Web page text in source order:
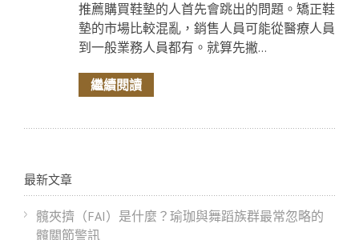
推薦購買鞋墊的人首先會跳出的問題。矯正鞋
墊的市場比較混亂，銷售人員可能從醫療人員
到一般業務人員都有。就算先撇...
繼續閱讀
最新文章
髖夾擠（FAI）是什麼？瑜珈與舞蹈族群最常忽略的
髖關節警訊